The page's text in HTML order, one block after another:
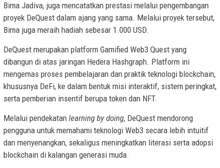
Bima Jadiva, juga mencatatkan prestasi melalui pengembangan
proyek DeQuest dalam ajang yang sama. Melalui proyek tersebut,
Bima juga meraih hadiah sebesar 1.000 USD.
DeQuest merupakan platform Gamified Web3 Quest yang
dibangun di atas jaringan Hedera Hashgraph. Platform ini
mengemas proses pembelajaran dan praktik teknologi blockchain,
khususnya DeFi, ke dalam bentuk misi interaktif, sistem peringkat,
serta pemberian insentif berupa token dan NFT.
Melalui pendekatan learning by doing, DeQuest mendorong
pengguna untuk memahami teknologi Web3 secara lebih intuitif
dan menyenangkan, sekaligus meningkatkan literasi serta adopsi
blockchain di kalangan generasi muda.